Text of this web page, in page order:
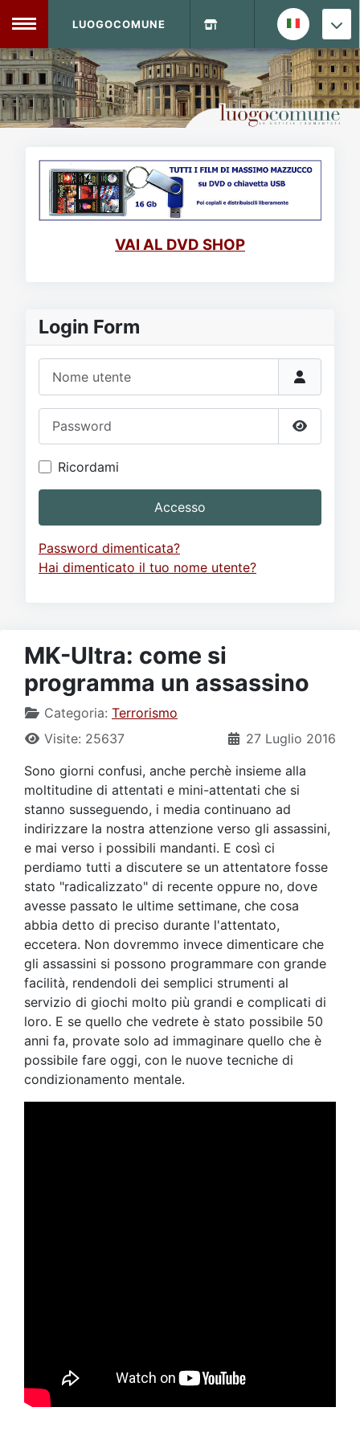
MENU
Home
DVD Shop
Sito
Forum
LUOGOCOMUNE
VAI AL DVD SHOP
Login Form
Mostra
Ricordami
Accesso
Password dimenticata?
Hai dimenticato il tuo nome utente?
MK-Ultra: come si
programma un assassino
Categoria: Terrorismo
27 Luglio 2016
Visite: 25637
Sono giorni confusi, anche perchè insieme alla
moltitudine di attentati e mini-attentati che si
stanno susseguendo, i media continuano ad
indirizzare la nostra attenzione verso gli assassini,
e mai verso i possibili mandanti. E così ci
perdiamo tutti a discutere se un attentatore fosse
stato "radicalizzato" di recente oppure no, dove
avesse passato le ultime settimane, che cosa
abbia detto di preciso durante l'attentato,
eccetera. Non dovremmo invece dimenticare che
gli assassini si possono programmare con grande
facilità, rendendoli dei semplici strumenti al
servizio di giochi molto più grandi e complicati di
loro. E se quello che vedrete è stato possibile 50
anni fa, provate solo ad immaginare quello che è
possibile fare oggi, con le nuove tecniche di
condizionamento mentale.